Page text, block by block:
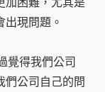
現問題。
覺得我們公司
們公司自己的問